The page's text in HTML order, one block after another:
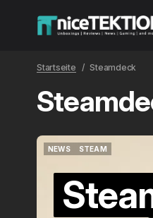
Startseite Steamdeck
NEWS
STEAM